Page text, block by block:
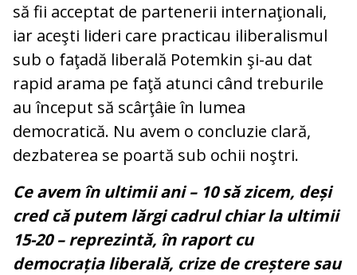
să fii acceptat de partenerii internaţionali,
iar aceşti lideri care practicau iliberalismul
sub o faţadă liberală Potemkin şi-au dat
rapid arama pe faţă atunci când treburile
au început să scârţâie în lumea
democratică. Nu avem o concluzie clară,
dezbaterea se poartă sub ochii noştri.
Ce avem în ultimii ani – 10 să zicem, deși
cred că putem lărgi cadrul chiar la ultimii
15-20 – reprezintă, în raport cu
democrația liberală, crize de creștere sau